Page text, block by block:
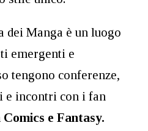
dei Manga è un luogo
emergenti e
tengono conferenze,
e incontri con i fan
e Fantasy.